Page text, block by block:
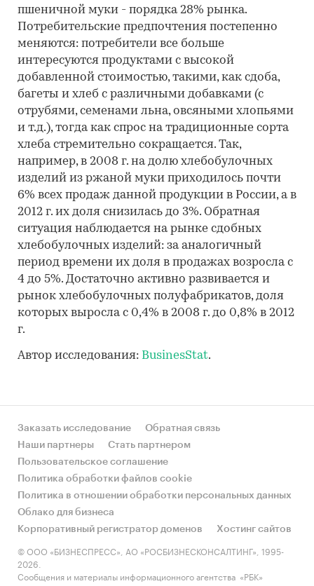
пшеничной муки - порядка 28% рынка.
Потребительские предпочтения постепенно
меняются: потребители все больше
интересуются продуктами с высокой
добавленной стоимостью, такими, как сдоба,
багеты и хлеб с различными добавками (с
отрубями, семенами льна, овсяными хлопьями
и т.д.), тогда как спрос на традиционные сорта
хлеба стремительно сокращается. Так,
например, в 2008 г. на долю хлебобулочных
изделий из ржаной муки приходилось почти
6% всех продаж данной продукции в России, а в
2012 г. их доля снизилась до 3%. Обратная
ситуация наблюдается на рынке сдобных
хлебобулочных изделий: за аналогичный
период времени их доля в продажах возросла с
4 до 5%. Достаточно активно развивается и
рынок хлебобулочных полуфабрикатов, доля
которых выросла с 0,4% в 2008 г. до 0,8% в 2012
г.
Автор исследования: BusinesStat.
Заказать исследование
Обратная связь
Наши партнеры
Стать партнером
Пользовательское соглашение
Политика обработки файлов cookie
Политика в отношении обработки персональных данных
Облако для бизнеса
Корпоративный регистратор доменов
Хостинг сайтов
© ООО «БИЗНЕСПРЕСС», АО «РОСБИЗНЕСКОНСАЛТИНГ», 1995-
2026.
Сообщения и материалы информационного агентства «РБК»